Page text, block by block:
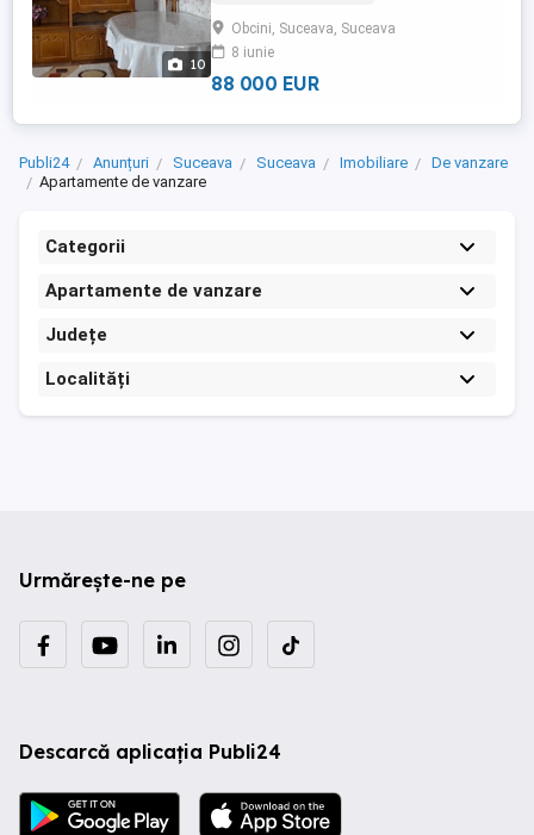
10
de 63 mp și este poziționată la etajul 4, cu
șarpantă, fiind foarte luminoasă și
călduroasă (orientare ...
Obcini, Suceava, Suceava
8 iunie
88 000 EUR
Publi24 Anunțuri Suceava Suceava Imobiliare
De vanzare
Apartamente de vanzare
Categorii
Apartamente de vanzare
Județe
Localități
Urmărește-ne pe
Descarcă aplicația Publi24